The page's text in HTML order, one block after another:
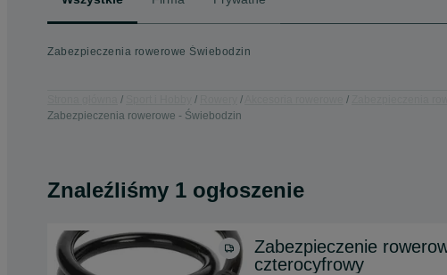
Zabezpieczenia rowerowe Świebodzin
Zabezpieczenia rowerowe - Świebodzin
Znaleźliśmy 1 ogłoszenie
Zabezpieczenie
czterocyfrowy